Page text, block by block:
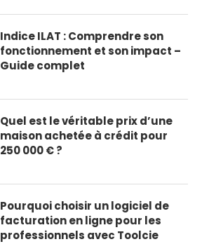
Indice ILAT : Comprendre son
fonctionnement et son impact –
Guide complet
Quel est le véritable prix d’une
maison achetée à crédit pour
250 000 € ?
Pourquoi choisir un logiciel de
facturation en ligne pour les
professionnels avec Toolcie